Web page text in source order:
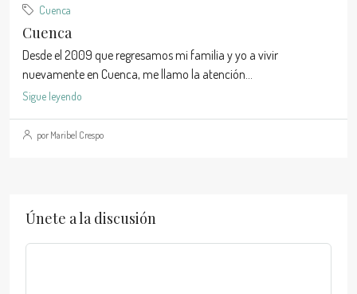
Cuenca
Cuenca
Desde el 2009 que regresamos mi familia y yo a vivir
nuevamente en Cuenca, me llamo la atención...
Sigue leyendo
por Maribel Crespo
Únete a la discusión